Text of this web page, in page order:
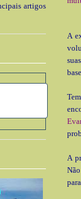
A
A
artigos